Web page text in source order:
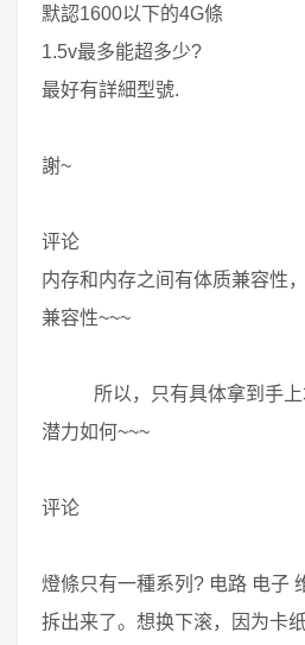
默認1600以下的4G條
1.5v最多能超多少?
最好有詳細型號.
謝~
评论
内存和内存之间有体质兼容性
兼容性~~~
所以，只有具体拿到手上
潜力如何~~~
评论
燈條只有一種系列? 电路 电子
拆出来了。想换下滚，因为卡